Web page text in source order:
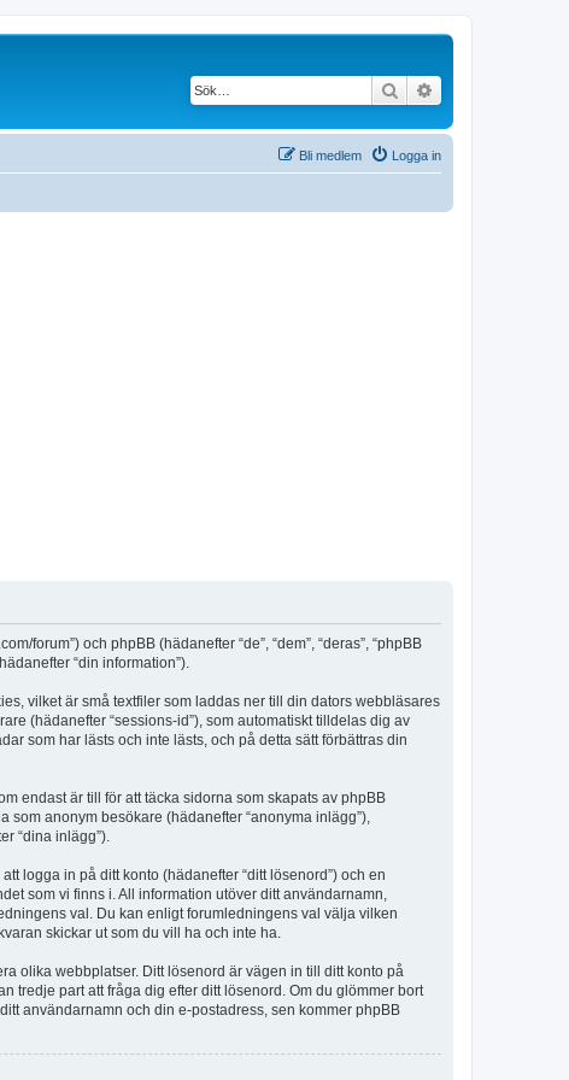
Sök
Logga in
Bli medlem
forum”) och phpBB (hädanefter “de”, “dem”, “deras”, “phpBB
“din information”).
vilket är små textfiler som laddas ner till din dators webbläsares
(hädanefter “sessions-id”), som automatiskt tilldelas dig av
som har lästs och inte lästs, och på detta sätt förbättras din
endast är till för att täcka sidorna som skapats av phpBB
anonym besökare (hädanefter “anonyma inlägg”),
“dina inlägg”).
logga in på ditt konto (hädanefter “ditt lösenord”) och en
som vi finns i. All information utöver ditt användarnamn,
val. Du kan enligt forumledningens val välja vilken
skickar ut som du vill ha och inte ha.
olika webbplatser. Ditt lösenord är vägen in till ditt konto på
tredje part att fråga dig efter ditt lösenord. Om du glömmer bort
användarnamn och din e-postadress, sen kommer phpBB